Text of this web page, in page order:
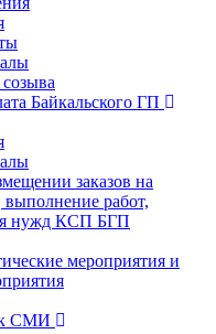
Байкальского ГП
заказов на
выполнение работ,
нужд КСП БГП
мероприятия и
СМИ